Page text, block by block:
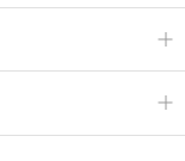
ナイアシン、パ
さい。